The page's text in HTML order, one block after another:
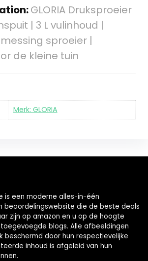
GLORIA Druksproeier
| 3 L vulinhoud |
sproeier |
de kleine tuin
Merk: GLORIA
is een moderne alles-in-één
beoordelingswebsite die de beste deals
zijn op amazon en u op de hoogte
blogs. Alle afbeeldingen
beschermd door hun respectievelijke
inhoud is afgeleid van hun